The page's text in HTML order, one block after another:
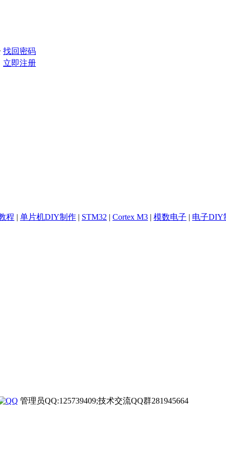
找回密码
立即注册
程 | 单片机DIY制作 | STM32 | Cortex M3 | 模数电子 | 电子DIY
管理员QQ:125739409;技术交流QQ群281945664